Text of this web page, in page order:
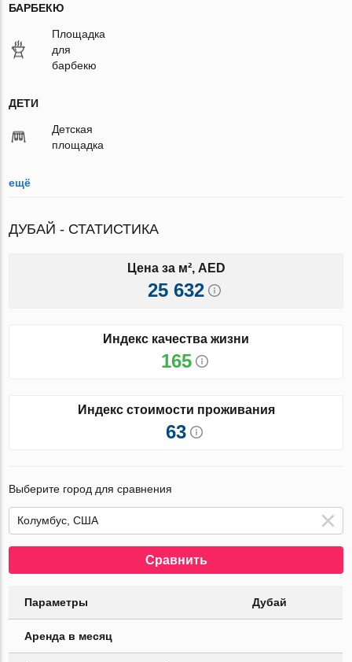
БАРБЕКЮ
Площадка
для
барбекю
ДЕТИ
Детская
площадка
ещё
ДУБАЙ - СТАТИСТИКА
Цена за м², AED
25 632
Индекс качества жизни
165
Индекс стоимости проживания
63
Выберите город для сравнения
Сравнить
Параметры Дубай
Аренда в месяц